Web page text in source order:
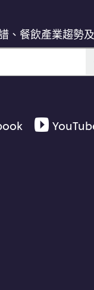
、餐飲產業趨勢